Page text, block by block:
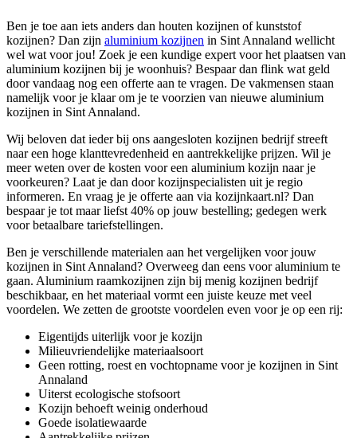
Ben je toe aan iets anders dan houten kozijnen of kunststof
kozijnen? Dan zijn aluminium kozijnen in Sint Annaland wellicht
wel wat voor jou! Zoek je een kundige expert voor het plaatsen van
aluminium kozijnen bij je woonhuis? Bespaar dan flink wat geld
door vandaag nog een offerte aan te vragen. De vakmensen staan
namelijk voor je klaar om je te voorzien van nieuwe aluminium
kozijnen in Sint Annaland.
Wij beloven dat ieder bij ons aangesloten kozijnen bedrijf streeft
naar een hoge klanttevredenheid en aantrekkelijke prijzen. Wil je
meer weten over de kosten voor een aluminium kozijn naar je
voorkeuren? Laat je dan door kozijnspecialisten uit je regio
informeren. En vraag je je offerte aan via kozijnkaart.nl? Dan
bespaar je tot maar liefst 40% op jouw bestelling; gedegen werk
voor betaalbare tariefstellingen.
Ben je verschillende materialen aan het vergelijken voor jouw
kozijnen in Sint Annaland? Overweeg dan eens voor aluminium te
gaan. Aluminium raamkozijnen zijn bij menig kozijnen bedrijf
beschikbaar, en het materiaal vormt een juiste keuze met veel
voordelen. We zetten de grootste voordelen even voor je op een rij:
Eigentijds uiterlijk voor je kozijn
Milieuvriendelijke materiaalsoort
Geen rotting, roest en vochtopname voor je kozijnen in Sint
Annaland
Uiterst ecologische stofsoort
Kozijn behoeft weinig onderhoud
Goede isolatiewaarde